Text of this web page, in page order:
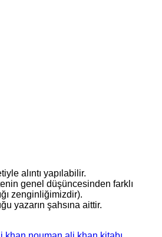
alıntı yapılabilir.
genel düşüncesinden farklı
zenginliğimizdir).
yazarın şahsına aittir.